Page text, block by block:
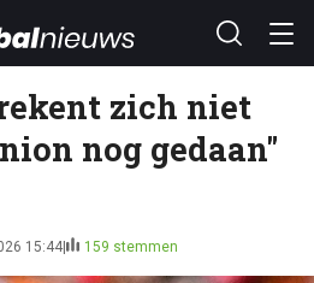
zich niet
nog gedaan"
15:44 159 stemmen